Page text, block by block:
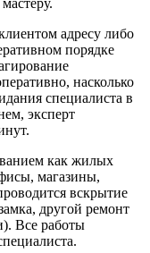
адресу либо
порядке
насколько
специалиста в
эксперт
как жилых
магазины,
вскрытие
другой ремонт
Все работы